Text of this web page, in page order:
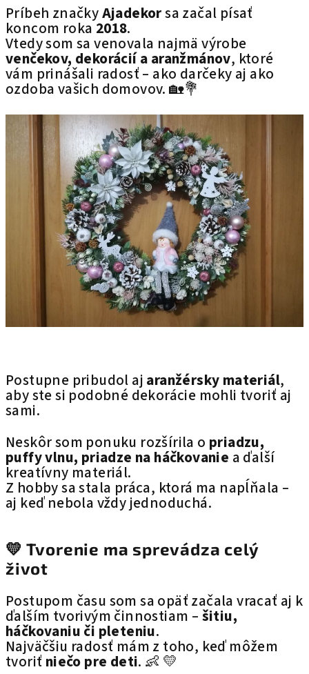
Príbeh značkyAjadekorsa začal písať
koncom roka 2018.
Vtedy som sa venovala najmä výrobe
venčekov, dekorácií a aranžmánov, ktoré
vám prinášali radosť – ako darčeky aj ako
ozdoba vašich domovov. 🏡💐
Postupne pribudol ajaranžérsky materiál,
aby ste si podobné dekorácie mohli tvoriť aj
sami.
Neskôr som ponuku rozšírila o priadzu,
puffy vlnu, priadze na háčkovanie a ďalší
kreatívny materiál.
Z hobby sa stala práca, ktorá ma napĺňala –
aj keď nebola vždy jednoduchá.
💛 Tvorenie ma sprevádza celý
život
Postupom času som sa opäť začala vracať aj k
ďalším tvorivým činnostiam –šitiu,
háčkovaniu či pleteniu.
Najväčšiu radosť mám z toho, keď môžem
tvoriťniečo pre deti. 👶 💛